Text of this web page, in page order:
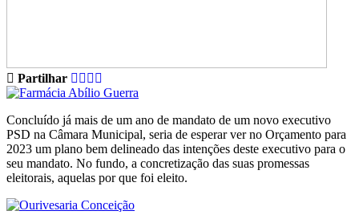
Partilhar
Concluído já mais de um ano de mandato de um novo executivo
PSD na Câmara Municipal, seria de esperar ver no Orçamento para
2023 um plano bem delineado das intenções deste executivo para o
seu mandato. No fundo, a concretização das suas promessas
eleitorais, aquelas por que foi eleito.